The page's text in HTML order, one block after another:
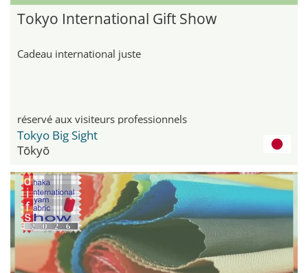
Tokyo International Gift Show
Cadeau international juste
réservé aux visiteurs professionnels
Tokyo Big Sight
Tōkyō